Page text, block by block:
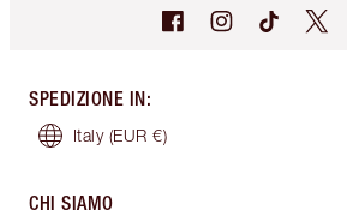
SPEDIZIONE IN:
Italy (EUR €)
CHI SIAMO